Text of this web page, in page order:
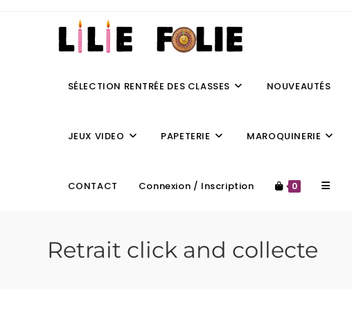
SÉLECTION RENTRÉE DES CLASSES NOUVEAUTÉS
JEUX VIDEO PAPETERIE MAROQUINERIE
CONTACT Connexion / Inscription 0
Retrait click and collecte